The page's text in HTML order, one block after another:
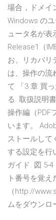
場合，ドメイ
Windows の
ュータ名が表
Release1（
お、リカバリ
は、操作の流
て 「3 章 買
る. 取扱説明
操作編（PDF
います。
ストールして
する設定を行
ガイド. 図 5-
ト番号を覚
（http://
ムをダウンロ